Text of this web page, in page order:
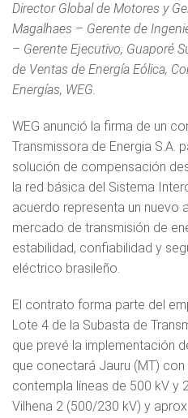
Director Global de Motores y
Magalhaes – Gerente de
– Gerente Ejecutivo, Guaporé
de Ventas de Energía Eólica,
Energías, WEG.
WEG anunció la firma de un
Transmissora de Energia S.A.
solución de compensación
la red básica del Sistema
acuerdo representa un nuevo
mercado de transmisión de
estabilidad, confiabilidad y
eléctrico brasileño.
El contrato forma parte del
Lote 4 de la Subasta de
que prevé la implementación
que conectará Jauru (MT) con
contempla líneas de 500 kV y
Vilhena 2 (500/230 kV) y